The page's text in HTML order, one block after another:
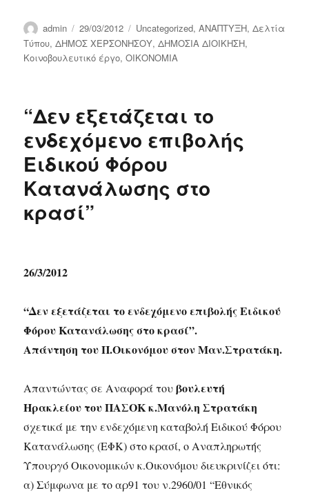
Author
admin
Posted
on
29/03/2012 Categories
Uncategorized,ΑΝΑΠΤΥΞΗ,Δελτία
Τύπου,ΔΗΜΟΣ ΧΕΡΣΟΝΗΣΟΥ,ΔΗΜΟΣΙΑ ΔΙΟΙΚΗΣΗ,
Κοινοβουλευτικό έργο,ΟΙΚΟΝΟΜΙΑ
“Δεν εξετάζεται το
ενδεχόμενο επιβολής
Ειδικού Φόρου
Κατανάλωσης στο
κρασί”
26/3/2012
“Δεν εξετάζεται το ενδεχόμενο επιβολής Ειδικού
Φόρου Κατανάλωσης στο κρασί”.
Απάντηση του Π.Οικονόμου στον Μαν.Στρατάκη.
Απαντώντας σε Αναφορά τουβουλευτή
Ηρακλείου του ΠΑΣΟΚ κ.Μανόλη Στρατάκη
σχετικά με την ενδεχόμενη καταβολή Ειδικού Φόρου
Κατανάλωσης (ΕΦΚ) στο κρασί, ο Αναπληρωτής
Υπουργό Οικονομικών κ.Οικονόμου διευκρινίζει ότι:
α) Σύμφωνα με το αρ91 του ν.2960/01 “Εθνικός